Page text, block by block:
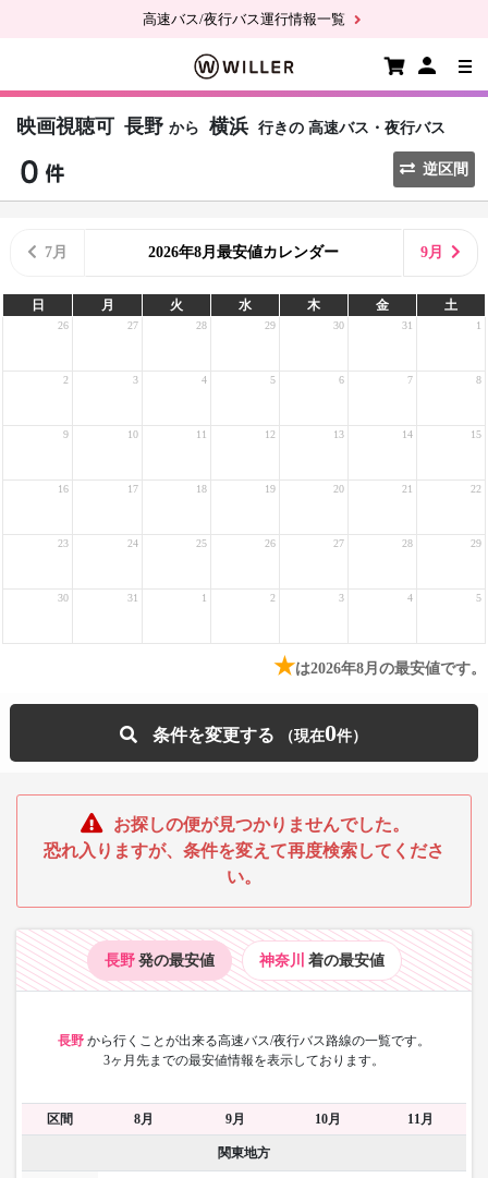
高速バス/夜行バス運行情報一覧
映画視聴可 長野 から 横浜 行きの 高速バス・夜行バス
逆区間
7月 2026年8月最安値カレンダー 9月
日 月 火 水 木 金 土
26 27 28 29 30 31 1
2 3 4 5 6 7 8
9 10 11 12 13 14 15
16 17 18 19 20 21 22
23 24 25 26 27 28 29
30 31 1 2 3 4 5
★は2026年8月の最安値です。
条件を変更する 0
お探しの便が見つかりませんでした。
恐れ入りますが、条件を変えて再度検索してくださ
い。
長野 発の最安値 神奈川 着の最安値
長野 から行くことが出来る高速バス/夜行バス路線の一覧です。
3ヶ月先までの最安値情報を表示しております。
区間 8月 9月 10月 11月
関東地方